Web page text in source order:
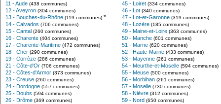
11 - Aude (438 communes)
12 - Aveyron (304 communes)
13 - Bouches-du-Rhône (119 communes) *
14 - Calvados (706 communes)
15 - Cantal (260 communes)
16 - Charente (404 communes)
17 - Charente-Maritime (472 communes)
18 - Cher (290 communes)
19 - Corrèze (286 communes)
21 - Côte-d'Or (706 communes)
22 - Côtes-d'Armor (373 communes)
23 - Creuse (260 communes)
24 - Dordogne (557 communes)
25 - Doubs (594 communes)
26 - Drôme (369 communes)
45 - Loiret (334 communes)
46 - Lot (340 communes)
47 - Lot-et-Garonne (319 communes)
48 - Lozère (185 communes)
49 - Maine-et-Loire (363 communes)
50 - Manche (601 communes)
51 - Marne (620 communes)
52 - Haute-Marne (433 communes)
53 - Mayenne (261 communes)
54 - Meurthe-et-Moselle (594 communes)
55 - Meuse (500 communes)
56 - Morbihan (261 communes)
57 - Moselle (730 communes)
58 - Nièvre (312 communes)
59 - Nord (650 communes)